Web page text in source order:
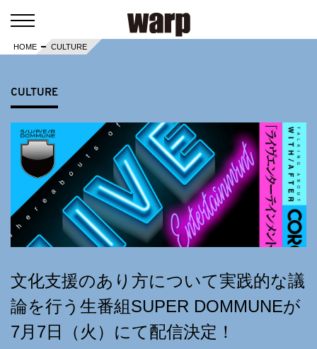
HOME CULTURE
CULTURE
文化支援のあり方について実践的な議
論を行う生番組SUPER DOMMUNEが
7月7日（火）にて配信決定！